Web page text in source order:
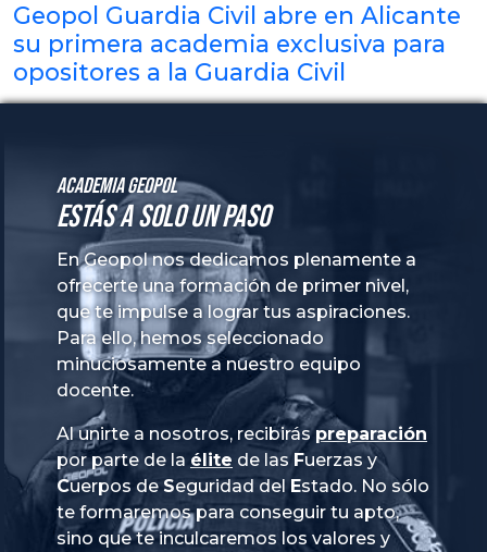
Geopol Guardia Civil abre en Alicante
su primera academia exclusiva para
opositores a la Guardia Civil
Academia GeoPol
Estás a solo un paso
En Geopol nos dedicamos plenamente a
ofrecerte una formación de primer nivel,
que te impulse a lograr tus aspiraciones.
Para ello, hemos seleccionado
minuciosamente a nuestro equipo
docente.
Al unirte a nosotros, recibiráspreparación
por parte de la élite de las Fuerzas y
Cuerpos de Seguridad del Estado. No sólo
te formaremos para conseguir tu apto,
sino que te inculcaremos los valores y